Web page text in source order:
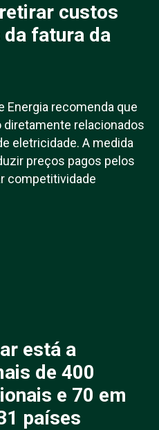
custos
fatura da
Energia recomenda que
relacionados
eletricidade. A medida
preços pagos pelos
competitividade
está a
de 400
e 70 em
países